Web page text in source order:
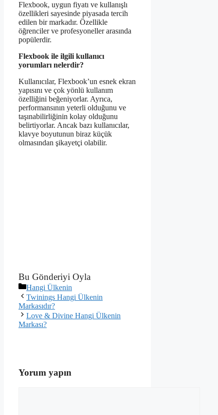
Flexbook, uygun fiyatı ve kullanışlı
özellikleri sayesinde piyasada tercih
edilen bir markadır. Özellikle
öğrenciler ve profesyoneller arasında
popülerdir.
Flexbook ile ilgili kullanıcı
yorumları nelerdir?
Kullanıcılar, Flexbook’un esnek ekran
yapısını ve çok yönlü kullanım
özelliğini beğeniyorlar. Ayrıca,
performansının yeterli olduğunu ve
taşınabilirliğinin kolay olduğunu
belirtiyorlar. Ancak bazı kullanıcılar,
klavye boyutunun biraz küçük
olmasından şikayetçi olabilir.
Bu Gönderiyi Oyla
Kategoriler
Hangi Ülkenin
Twinings Hangi Ülkenin
Markasıdır?
Love & Divine Hangi Ülkenin
Markası?
Yorum yapın